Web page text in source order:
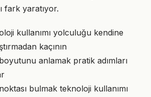
fark yaratıyor.
kullanımı yolculuğu kendine
kaçının
anlamak pratik adımları
bulmak teknoloji kullanımı